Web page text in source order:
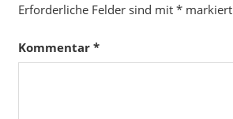
Erforderliche Felder sind mit *markiert
Kommentar *